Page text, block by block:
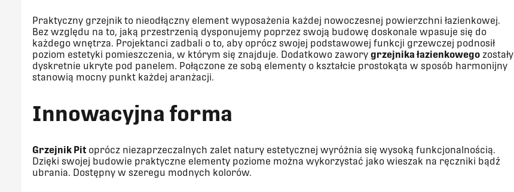
Praktyczny grzejnik to nieodłączny element wyposażenia każdej nowoczesnej powierzchni łazienkowej.
Bez względu na to, jaką przestrzenią dysponujemy poprzez swoją budowę doskonale wpasuje się do
każdego wnętrza. Projektanci zadbali o to, aby oprócz swojej podstawowej funkcji grzewczej podnosił
poziom estetyki pomieszczenia, w którym się znajduje. Dodatkowo zawory grzejnika łazienkowego zostały
dyskretnie ukryte pod panelem. Połączone ze sobą elementy o kształcie prostokąta w sposób harmonijny
stanowią mocny punkt każdej aranżacji.
Innowacyjna forma
Grzejnik Pit oprócz niezaprzeczalnych zalet natury estetycznej wyróżnia się wysoką funkcjonalnością.
Dzięki swojej budowie praktyczne elementy poziome można wykorzystać jako wieszak na ręczniki bądź
ubrania. Dostępny w szeregu modnych kolorów.